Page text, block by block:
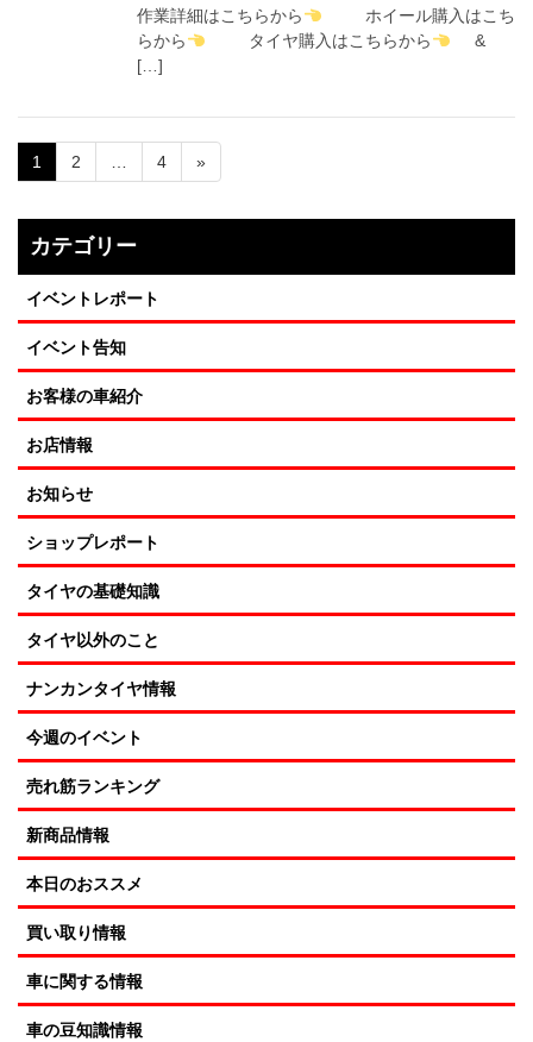
作業詳細はこちらから
ホイール購入はこち
らから
タイヤ購入はこちらから
&
[…]
1 2 4 »
カテゴリー
イベントレポート
イベント告知
お客様の車紹介
お店情報
お知らせ
ショップレポート
タイヤの基礎知識
タイヤ以外のこと
ナンカンタイヤ情報
今週のイベント
売れ筋ランキング
新商品情報
本日のおススメ
買い取り情報
車に関する情報
車の豆知識情報